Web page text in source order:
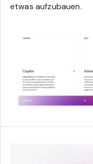
etwas aufzubauen.